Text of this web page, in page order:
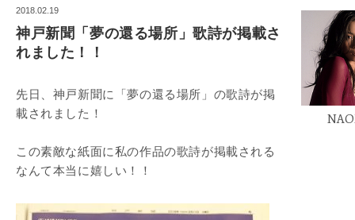
2018.02.19
神戸新聞「夢の還る場所」歌詩が掲載さ
れました！！
先日、神戸新聞に「夢の還る場所」の歌詩が掲
載されました！
この素敵な紙面に私の作品の歌詩が掲載される
なんて本当に嬉しい！！